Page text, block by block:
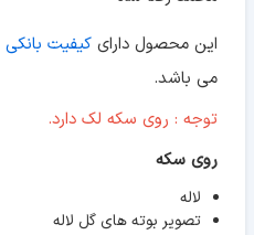
این محصول دارای کیفیت بانکی MS63
می باشد.
توجه : روی سکه لک دارد.
روی سکه
لاله
تصویر بوته های گل لاله